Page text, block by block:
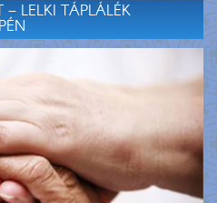
– LELKI TÁPLÁLÉK